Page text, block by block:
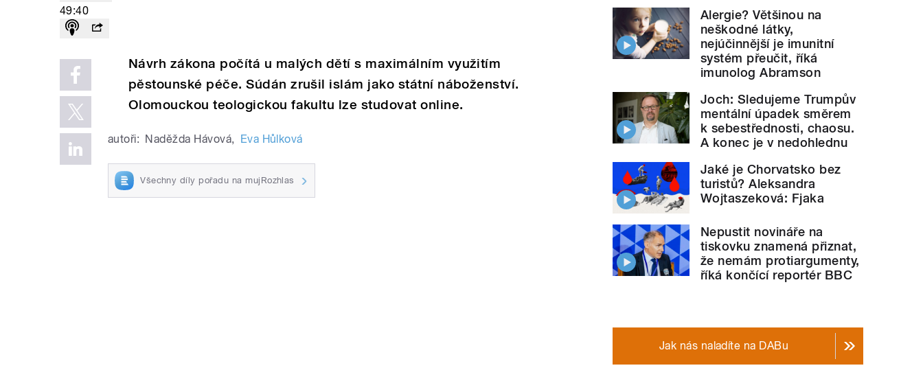
49:40
Návrh zákona počítá u malých dětí s maximálním využitím
pěstounské péče. Súdán zrušil islám jako státní náboženství.
Olomouckou teologickou fakultu lze studovat online.
autoři: Naděžda Hávová, Eva Hůlková
Všechny díly pořadu na mujRozhlas
Alergie? Většinou na
neškodné látky,
nejúčinnější je imunitní
systém přeučit, říká
imunolog Abramson
Joch: Sledujeme Trumpův
mentální úpadek směrem
k sebestřednosti, chaosu.
A konec je v nedohlednu
Jaké je Chorvatsko bez
turistů? Aleksandra
Wojtaszeková: Fjaka
Nepustit novináře na
tiskovku znamená přiznat,
že nemám protiargumenty,
říká končící reportér BBC
Jak nás naladíte na DABu